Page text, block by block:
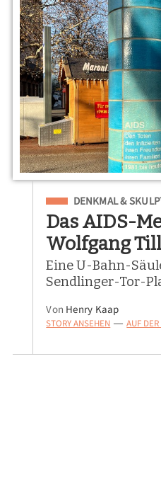
Eingeordnet unter
DENKMAL &
Das AIDS-
Wolfgang
Eine U-Bahn-
Sendlinger-Tor-
Von Henry Kaap
STORY ANSEHEN — AUF